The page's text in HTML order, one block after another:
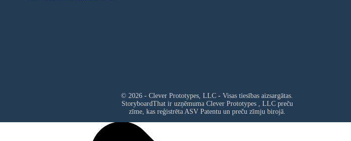
© 2026 - Clever Prototypes, LLC - Visas tiesības aizsargātas.
StoryboardThat ir uzņēmuma Clever Prototypes , LLCpreču
zīme, kas reģistrēta ASV Patentu un preču zīmju birojā.